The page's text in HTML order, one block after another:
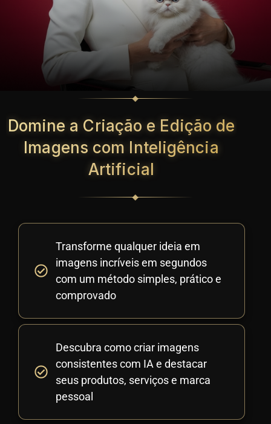
Domine a Criação e Edição de
Imagens com Inteligência
Artificial
Transforme qualquer ideia em
imagens incríveis em segundos
com um método simples, prático e
comprovado
Descubra como criar imagens
consistentes com IA e destacar
seus produtos, serviços e marca
pessoal